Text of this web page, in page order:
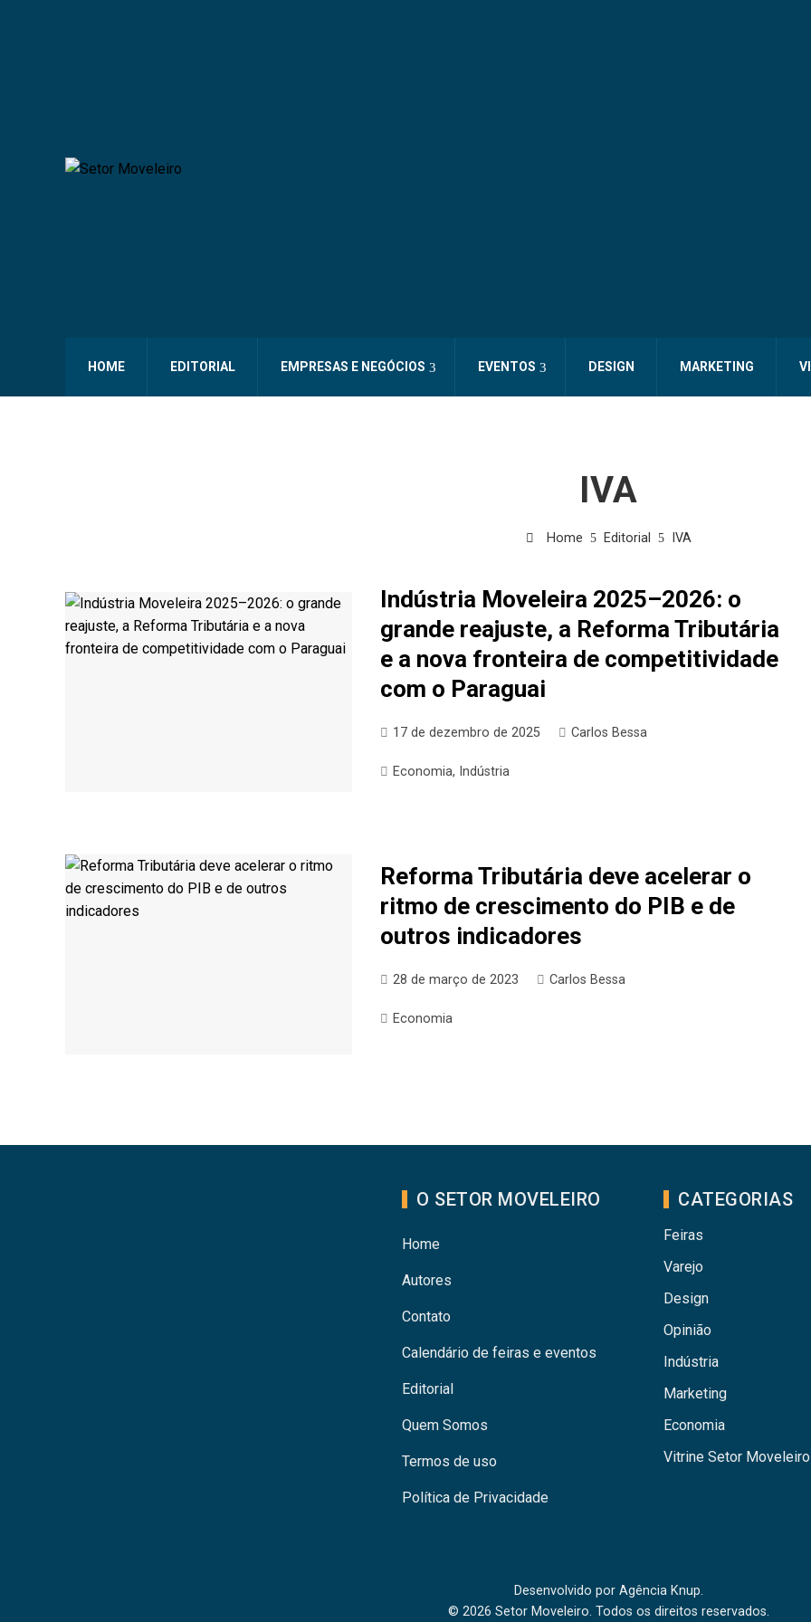
HOME EDITORIAL EMPRESAS E NEGÓCIOS EVENTOS DESIGN MARKETING
IVA
Home Editorial IVA
Indústria Moveleira 2025–2026: o
grande reajuste, a Reforma Tributária
e a nova fronteira de competitividade
com o Paraguai
17 de dezembro de 2025 Carlos Bessa
Economia, Indústria
Reforma Tributária deve acelerar o
ritmo de crescimento do PIB e de
outros indicadores
28 de março de 2023 Carlos Bessa
Economia
O SETOR MOVELEIRO
Home
Autores
Contato
Calendário de feiras e eventos
Editorial
Quem Somos
Termos de uso
Política de Privacidade
CATEGORIAS
Feiras
Varejo
Design
Opinião
Indústria
Marketing
Economia
Vitrine Setor Moveleiro
Desenvolvido por Agência Knup.
© 2026 Setor Moveleiro. Todos os direitos reservados.